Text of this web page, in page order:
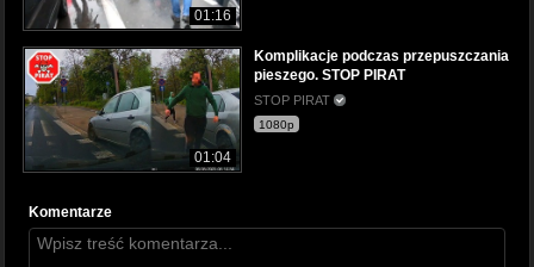
01:16
01:04
Komplikacje podczas przepuszczania
pieszego. STOP PIRAT
STOP PIRAT
1080p
Komentarze